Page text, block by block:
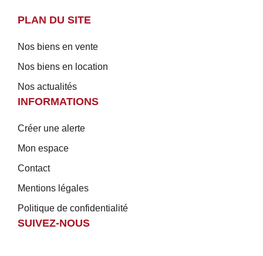
PLAN DU SITE
Nos biens en vente
Nos biens en location
Nos actualités
INFORMATIONS
Créer une alerte
Mon espace
Contact
Mentions légales
Politique de confidentialité
SUIVEZ-NOUS